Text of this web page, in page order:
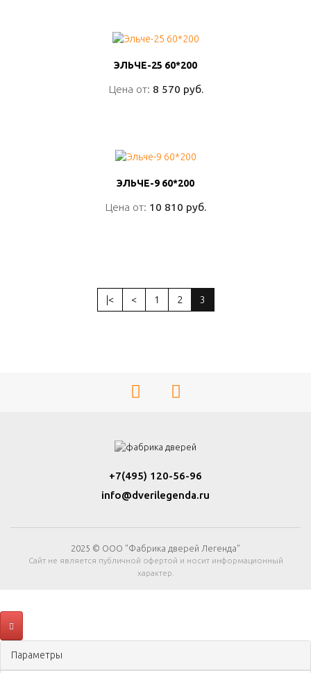
ЭЛЬЧЕ-25 60*200
Цена от: 8 570 руб.
ЭЛЬЧЕ-25 60*200
Цена от: 8 570 руб.
ЭЛЬЧЕ-9 60*200
Цена от: 10 810 руб.
ЭЛЬЧЕ-9 60*200
Цена от: 10 810 руб.
|< < 1 2 3
+7(495) 120-56-96
info@dverilegenda.ru
2025 © ООО "Фабрика дверей Легенда"
Сайт не является публичной офертой и носит информационный
характер.
Параметры